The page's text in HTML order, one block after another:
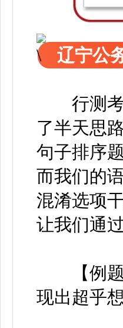
辽宁公
行测考
了半天思
句子排序
而我们的
混淆选项
让我们通
【例题
现出超乎